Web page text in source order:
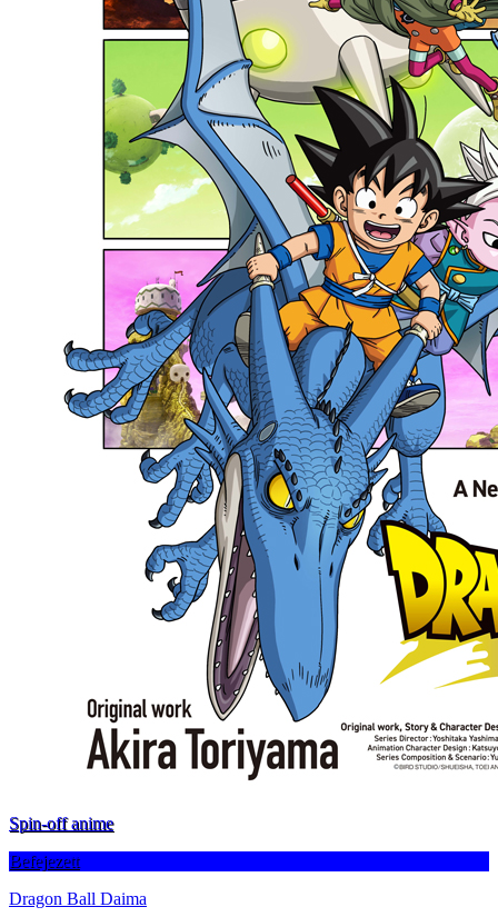
Spin-off anime
Befejezett
Dragon Ball Daima